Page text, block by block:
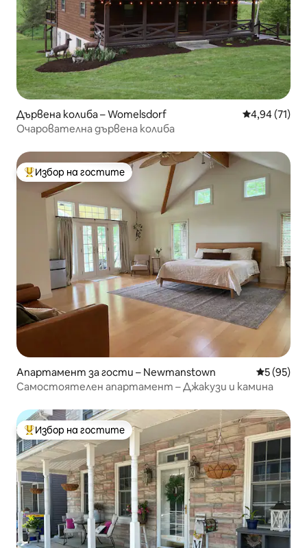
Дървена колиба – Womelsdorf Средна
4,94 (71)
Очарователна дървена колиба
Най-популярен избор на гостите
Избор на гостите
Апартамент за гости – Newmanstown Средна
5 (95)
Самостоятелен апартамент – Джакузи и камина
Най-популярен избор на гостите
Избор на гостите